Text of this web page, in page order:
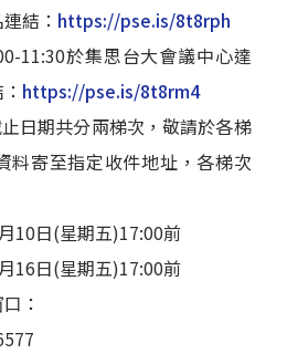
結： https://pse.is/8t8rph
11:30於集思台大會議中心達
https://pse.is/8t8rm4
日期共分兩梯次，敬請於各梯
料寄至指定收件地址，各梯次
10日(星期五)17:00前
16日(星期五)17:00前
：